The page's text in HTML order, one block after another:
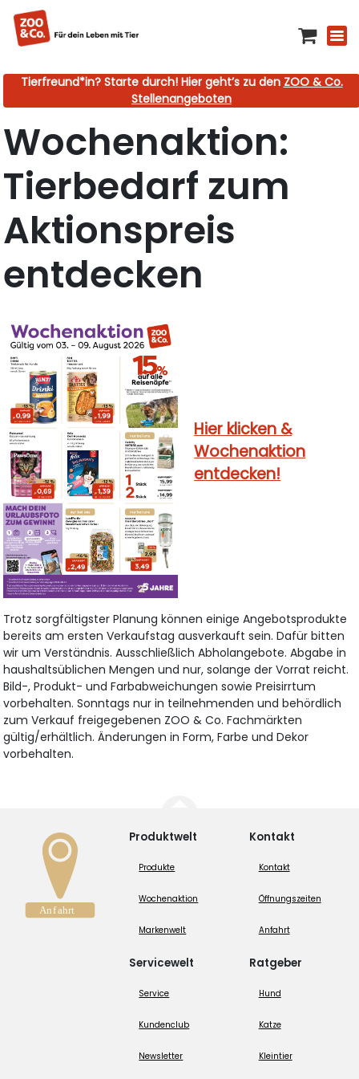
Tierfreund*in? Starte durch! Hier geht’s zu den ZOO & Co.
Stellenangeboten
Wochenaktion:
Tierbedarf zum
Aktionspreis
entdecken
Hier klicken &
Wochenaktion
entdecken!
Trotz sorgfältigster Planung können einige Angebotsprodukte
bereits am ersten Verkaufstag ausverkauft sein. Dafür bitten
wir um Verständnis. Ausschließlich Abholangebote. Abgabe in
haushaltsüblichen Mengen und nur, solange der Vorrat reicht.
Bild-, Produkt- und Farbabweichungen sowie Preisirrtum
vorbehalten. Sonntags nur in teilnehmenden und behördlich
zum Verkauf freigegebenen ZOO & Co. Fachmärkten
gültig/erhältlich. Änderungen in Form, Farbe und Dekor
vorbehalten.
Produktwelt
Produkte
Wochenaktion
Markenwelt
Servicewelt
Service
Kundenclub
Newsletter
Kontakt
Kontakt
Öffnungszeiten
Anfahrt
Ratgeber
Hund
Katze
Kleintier